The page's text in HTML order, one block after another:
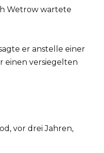
Wetrow wartete
er anstelle einer
einen versiegelten
vor drei Jahren,